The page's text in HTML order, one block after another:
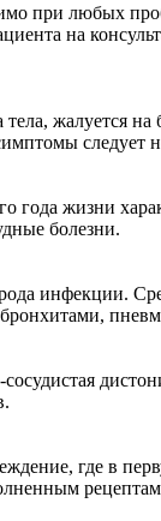
при любых
на
жалуется
следует
года жизни
болезни.
инфекции.
где в